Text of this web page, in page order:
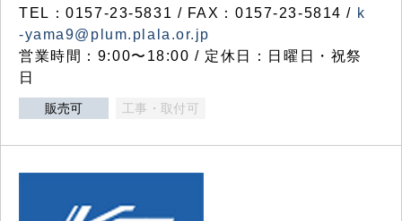
TEL：0157-23-5831 / FAX：0157-23-5814 / k
-yama9@plum.plala.or.jp
営業時間：9:00〜18:00 / 定休日：日曜日・祝祭
日
販売可 工事・取付可